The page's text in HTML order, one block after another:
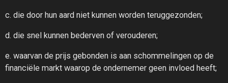
c. die door hun aard niet kunnen worden teruggezonden;
d. die snel kunnen bederven of verouderen;
e. waarvan de prijs gebonden is aan schommelingen op de
financiële markt waarop de ondernemer geen invloed heeft;